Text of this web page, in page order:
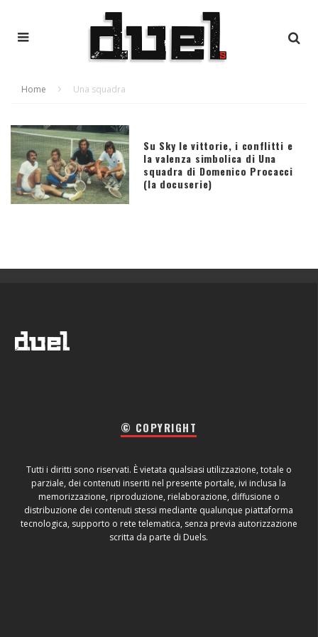
Home Una squadra
Su Sky le vittorie, i conflitti e
la valenza simbolica di Una
squadra di Domenico Procacci
(la docuserie)
© COPYRIGHT
Tutti i diritti sono riservati. È vietata qualsiasi utilizzazione, totale o
parziale, dei contenuti inseriti nel presente portale, ivi inclusa la
memorizzazione, riproduzione, rielaborazione, diffusione o
distribuzione dei contenuti stessi mediante qualunque piattaforma
tecnologica, supporto o rete telematica, senza previa autorizzazione
scritta da parte di Duels.